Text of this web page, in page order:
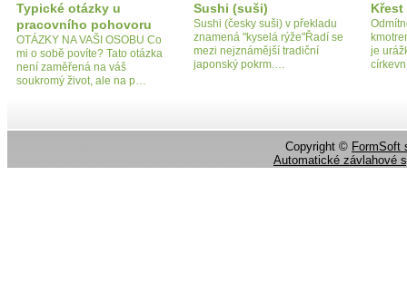
Typické otázky u
pracovního pohovoru
OTÁZKY NA VAŠI OSOBU Co
mi o sobě povíte? Tato otázka
není zaměřená na váš
soukromý život, ale na p…
Sushi (suši)
Sushi (česky suši) v překladu
znamená "kyselá rýže"Řadí se
mezi nejznámější tradiční
japonský pokrm.…
Křest
je
Copyright © FormSoft
Automatické závlahové